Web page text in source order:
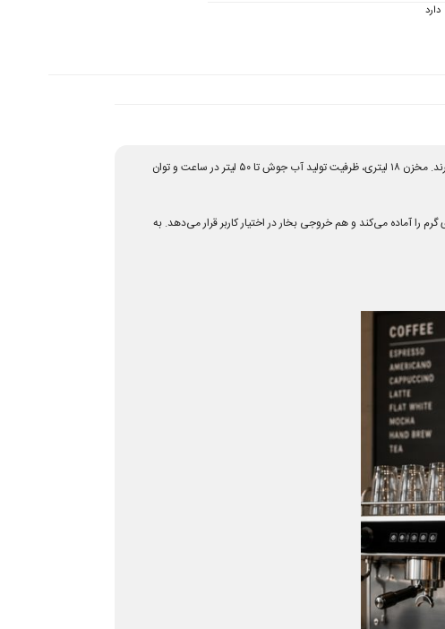
دارد
برای کافه‌ها، رستوران‌ها و مجموعه‌هایی طراحی شده است که علاوه بر آب جوش آماده، به خروجی بخار نیز نیاز دارند. مخزن ۱۸ لیتری، ظرفیت تولید آب جوش تا ۵۰ لیتر در ساعت و توان
را آماده می‌کند و هم خروجی بخار در اختیار کاربر قرار می‌دهد. به